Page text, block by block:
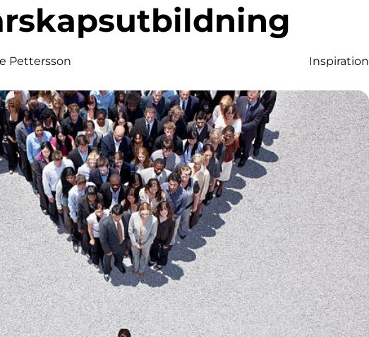
Pettersson Inspiration